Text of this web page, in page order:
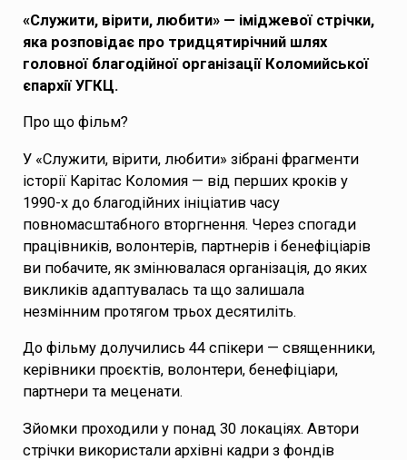
«Служити, вірити, любити» — іміджевої стрічки,
яка розповідає про тридцятирічний шлях
головної благодійної організації Коломийської
єпархії УГКЦ.
Про що фільм?
У «Служити, вірити, любити» зібрані фрагменти
історії Карітас Коломия — від перших кроків у
1990-х до благодійних ініціатив часу
повномасштабного вторгнення. Через спогади
працівників, волонтерів, партнерів і бенефіціарів
ви побачите, як змінювалася організація, до яких
викликів адаптувалась та що залишала
незмінним протягом трьох десятиліть.
До фільму долучились 44 спікери — священники,
керівники проєктів, волонтери, бенефіціари,
партнери та меценати.
Зйомки проходили у понад 30 локаціях. Автори
стрічки використали архівні кадри з фондів